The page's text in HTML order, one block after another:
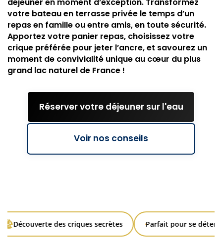
votre bateau en terrasse privée le temps d’un
repas en famille ou entre amis, en toute sécurité.
Apportez votre panier repas, choisissez votre
crique préférée pour jeter l’ancre, et savourez un
moment de convivialité unique au cœur du plus
grand lac naturel de France !
Réserver votre déjeuner sur l'eau
Voir nos conseils
Découverte des criques secrètes Parfait pour se